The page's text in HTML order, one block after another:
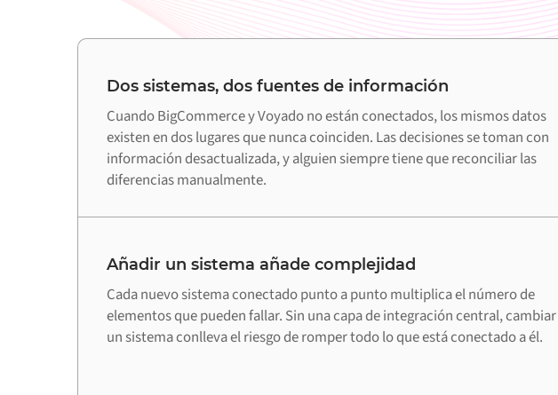
Dos sistemas, dos fuentes de información
Cuando BigCommerce y Voyado no están conectados, los mismos datos
existen en dos lugares que nunca coinciden. Las decisiones se toman con
información desactualizada, y alguien siempre tiene que reconciliar las
diferencias manualmente.
Añadir un sistema añade complejidad
Cada nuevo sistema conectado punto a punto multiplica el número de
elementos que pueden fallar. Sin una capa de integración central, cambiar
un sistema conlleva el riesgo de romper todo lo que está conectado a él.